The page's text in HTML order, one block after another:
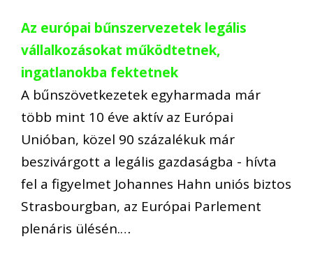
Az európai bűnszervezetek legális
vállalkozásokat működtetnek,
ingatlanokba fektetnek
A bűnszövetkezetek egyharmada már
több mint 10 éve aktív az Európai
Unióban, közel 90 százalékuk már
beszivárgott a legális gazdaságba - hívta
fel a figyelmet Johannes Hahn uniós biztos
Strasbourgban, az Európai Parlement
plenáris ülésén.…